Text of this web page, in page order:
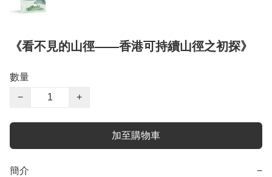
《看不見的山徑——香港可持續山徑之初探》
數量
−
+
加至購物車
簡介 −